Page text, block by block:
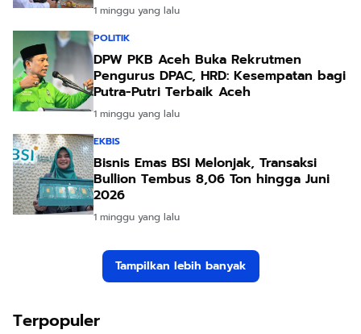
1 minggu yang lalu
POLITIK
DPW PKB Aceh Buka Rekrutmen
Pengurus DPAC, HRD: Kesempatan bagi
Putra-Putri Terbaik Aceh
1 minggu yang lalu
EKBIS
Bisnis Emas BSI Melonjak, Transaksi
Bullion Tembus 8,06 Ton hingga Juni
2026
1 minggu yang lalu
Tampilkan lebih banyak
Terpopuler